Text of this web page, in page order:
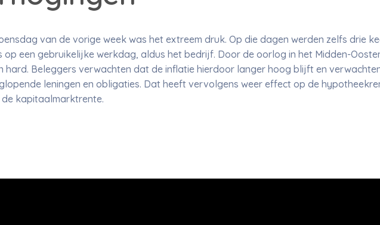
van de vorige week was het extreem druk. Op die dagen werden zelfs drie
op een gebruikelijke werkdag, aldus het bedrijf. Door de oorlog in het Midden-
hard. Beleggers verwachten dat de inflatie hierdoor langer hoog blijft en
leningen en obligaties. Dat heeft vervolgens weer effect op de
kapitaalmarktrente.